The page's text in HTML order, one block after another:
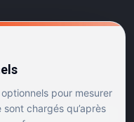
pour mesurer
sont chargés qu’après